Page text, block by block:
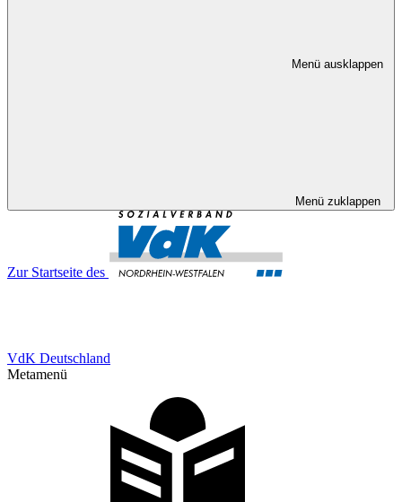
Menü ausklappen
Menü zuklappen
Zur Startseite des
VdK Deutschland
Metamenü